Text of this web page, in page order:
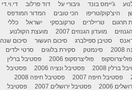
ג'יימס בונד גיבורי על דוד פרלוב
די.וי.די
היצ'קוק/טריפו הכי טובים
המדור המודפס
תרגום טריילרים טרקובסקי ישראל
כללי
מועדון הגנוזים 2007
מועצת הקולנוע
סטיבן ספילברג סיכום העשור
סיכום שנה
סינמטק סקירת בלוגים
סרטי ילדים
פוליצרוסקופ פוליצרסקופ 2006
פסטיבל ברלין
ברלין 2008 פסטיבל ונציה 2006
פסטיבל
פסטיבל חיפה 2007
פסטיבל חיפה 2008
2006 פסטיבל ירושלים 2007 פסטיבל